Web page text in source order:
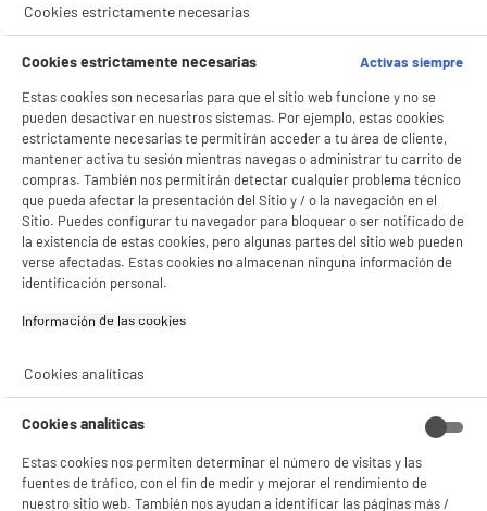
Rechazar todas
BIENVENIDO a ELECTRO
DEPOT
y sus socios utilizan cookies que procesan tus datos personales para:
- facilitar el intercambio de contenido en las redes sociales
- analizar el tráfico en nuestro sitio web Consulta la política de cookies.
Consulta la política de cookies.
Si aceptas, la experiencia será aún mejor. Si no acepta, se utilizarán cookies
estadísticas anónimas basadas en tu navegación. Puedes oponerte a su uso
Cookies estrictamente necesarias
Cookies estrictamente necesarias
Activas siempre
Estas cookies son necesarias para que el sitio web funcione y no se
pueden desactivar en nuestros sistemas. Por ejemplo, estas cookies
estrictamente necesarias te permitirán acceder a tu área de cliente,
mantener activa tu sesión mientras navegas o administrar tu carrito de
compras. También nos permitirán detectar cualquier problema técnico
que pueda afectar la presentación del Sitio y / o la navegación en el
Sitio. Puedes configurar tu navegador para bloquear o ser notificado de
la existencia de estas cookies, pero algunas partes del sitio web pueden
verse afectadas. Estas cookies no almacenan ninguna información de
identificación personal.
Información de las cookies‎
Cookies analíticas
Cookies analíticas
Estas cookies nos permiten determinar el número de visitas y las
fuentes de tráfico, con el fin de medir y mejorar el rendimiento de
nuestro sitio web. También nos ayudan a identificar las páginas más /